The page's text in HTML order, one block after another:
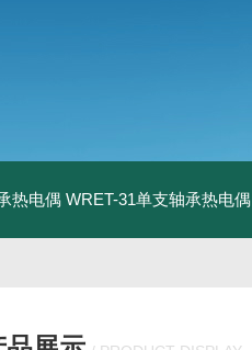
热电偶 WRET-31单支轴承热电偶